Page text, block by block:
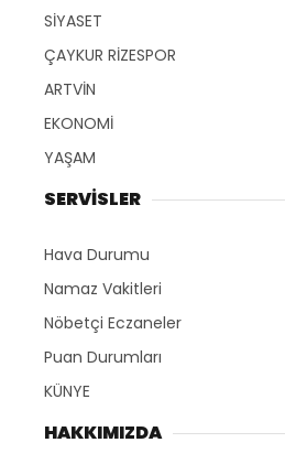
SİYASET
ÇAYKUR RİZESPOR
ARTVİN
EKONOMİ
YAŞAM
SERVİSLER
Hava Durumu
Namaz Vakitleri
Nöbetçi Eczaneler
Puan Durumları
KÜNYE
HAKKIMIZDA